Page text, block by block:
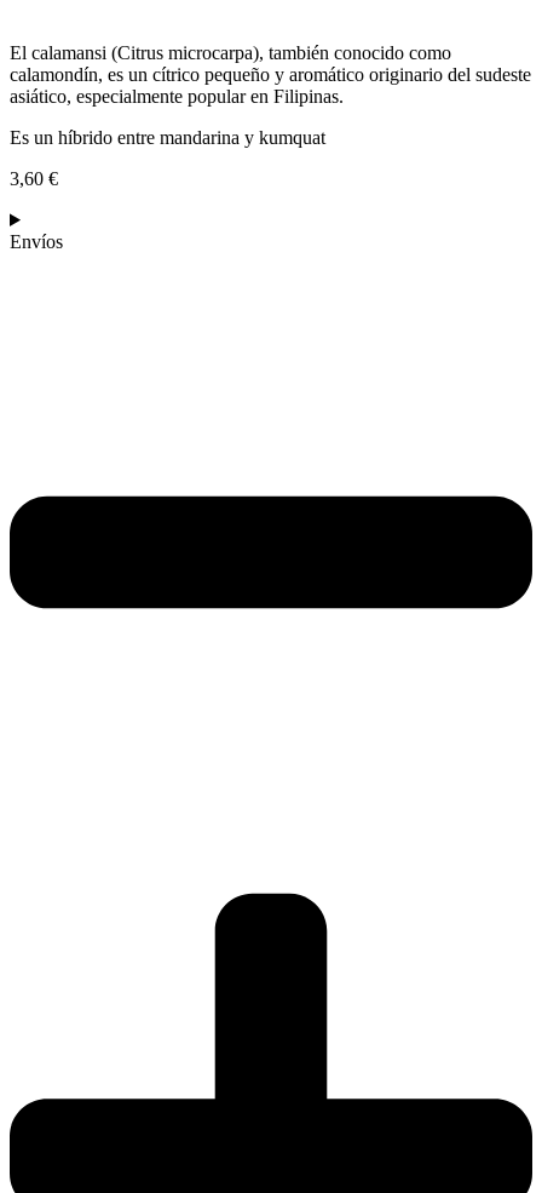
El calamansi (Citrus microcarpa), también conocido como
calamondín, es un cítrico pequeño y aromático originario del sudeste
asiático, especialmente popular en Filipinas.
Es un híbrido entre mandarina y kumquat
3,60 €
Envíos